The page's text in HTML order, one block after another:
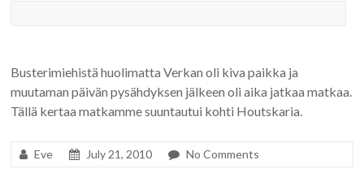
Busterimiehistä huolimatta Verkan oli kiva paikka ja
muutaman päivän pysähdyksen jälkeen oli aika jatkaa matkaa.
Tällä kertaa matkamme suuntautui kohti Houtskaria.
Eve July 21, 2010 No Comments